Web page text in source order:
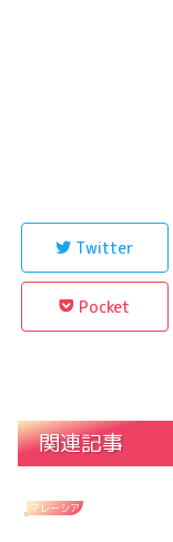
Twitter
Pocket
関連記事
マレーシア